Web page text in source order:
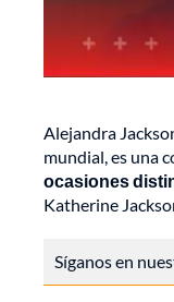
Alejandra
mundial, es una
ocasiones
Katherine
Síganos en